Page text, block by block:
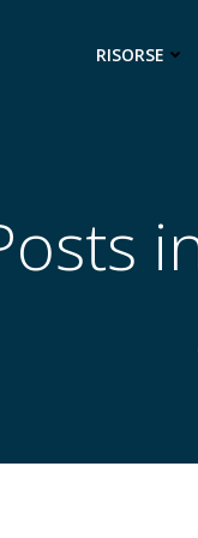
RISORSE